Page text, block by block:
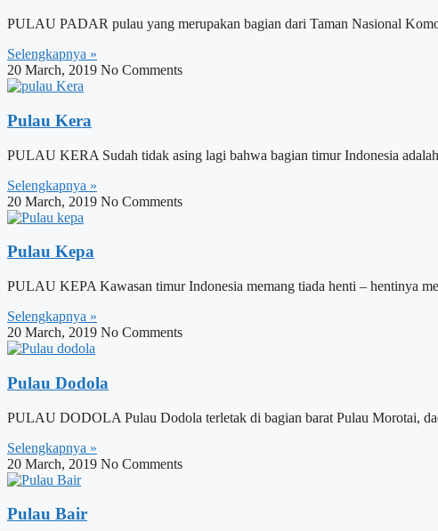
PULAU PADAR pulau yang merupakan bagian dari Taman Nasional
Selengkapnya »
20 March, 2019 No Comments
Pulau Kera
PULAU KERA Sudah tidak asing lagi bahwa bagian timur Indonesia
Selengkapnya »
20 March, 2019 No Comments
Pulau Kepa
PULAU KEPA Kawasan timur Indonesia memang tiada henti – hentinya
Selengkapnya »
20 March, 2019 No Comments
Pulau Dodola
PULAU DODOLA Pulau Dodola terletak di bagian barat Pulau Morotai,
Selengkapnya »
20 March, 2019 No Comments
Pulau Bair